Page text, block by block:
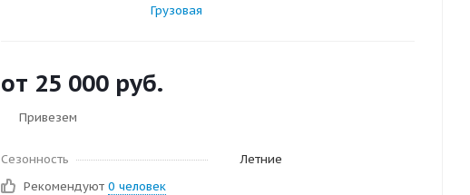
Грузовая
от 25 000 руб.
Привезем
Сезонность
Летние
Рекомендуют 0 человек